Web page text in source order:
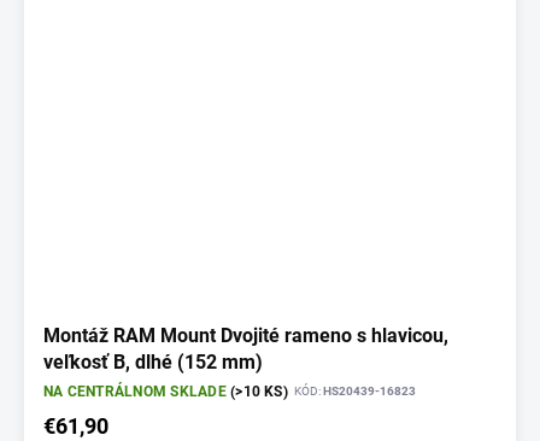
Montáž RAM Mount Dvojité rameno s hlavicou,
veľkosť B, dlhé (152 mm)
NA CENTRÁLNOM SKLADE(>10 KS) KÓD:HS20439-16823
€61,90